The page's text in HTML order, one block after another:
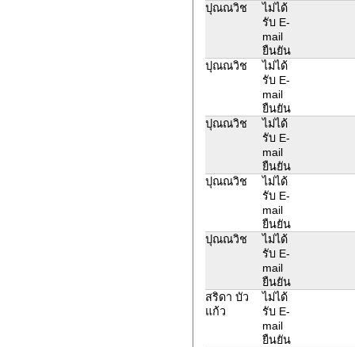
ปุณณวิช
ไม่ได้
รับ E-
mail
ยืนยัน
ปุณณวิช
ไม่ได้
รับ E-
mail
ยืนยัน
ปุณณวิช
ไม่ได้
รับ E-
mail
ยืนยัน
ปุณณวิช
ไม่ได้
รับ E-
mail
ยืนยัน
ปุณณวิช
ไม่ได้
รับ E-
mail
ยืนยัน
สริดา บัว
แก้ว
ไม่ได้
รับ E-
mail
ยืนยัน